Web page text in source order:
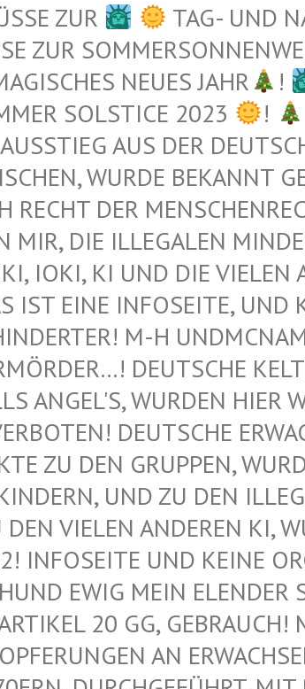
ZUR TAG- UND
ZUR
NEUES JAHR
!
SOLSTICE 2023
!
AUS DER
WURDE BEKANNT
DER
DIE ILLEGALEN
IOKI, KI UND DIE VIELEN
EINE INFOSEITE, UND
M-H
DEUTSCHE
ANGEL'S, WURDEN HIER
DEUTSCHE
ZU DEN GRUPPEN,
UND ZU DEN
VIELEN ANDEREN KI,
UND KEINE
EWIG MEIN ELENDER
20 GG, GEBRAUCH!
AN